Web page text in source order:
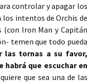
controlar y apagar los
intentos de Orchis de
(con Iron Man y Capitán
temen que todo pueda
las tornas a su favor,
que escuchar en
que sea una de las